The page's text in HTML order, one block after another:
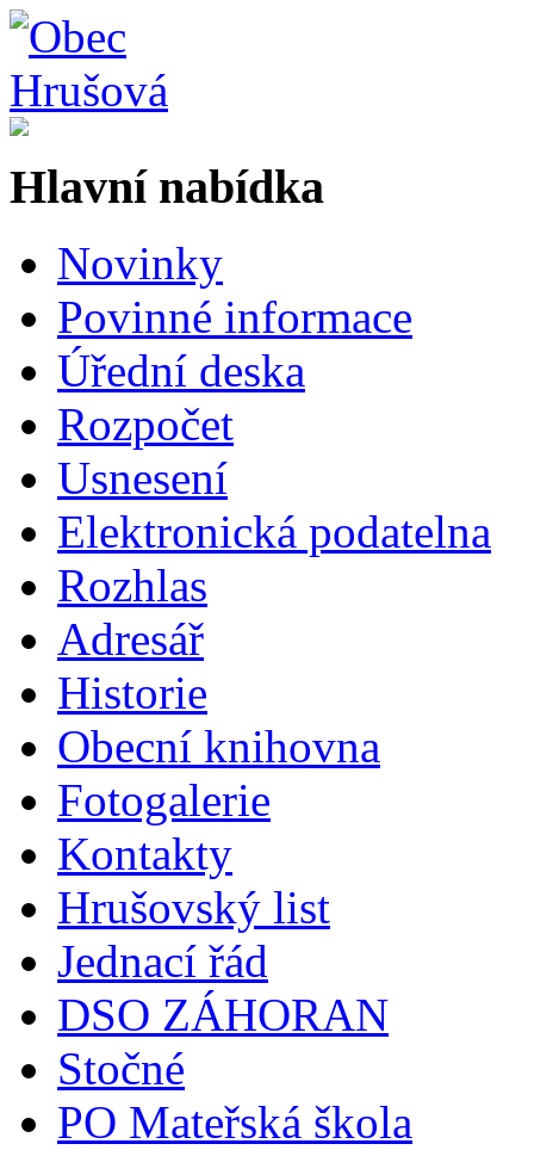
Hlavní nabídka
Novinky
Povinné informace
Úřední deska
Rozpočet
Usnesení
Elektronická podatelna
Rozhlas
Adresář
Historie
Obecní knihovna
Fotogalerie
Kontakty
Hrušovský list
Jednací řád
DSO ZÁHORAN
Stočné
PO Mateřská škola